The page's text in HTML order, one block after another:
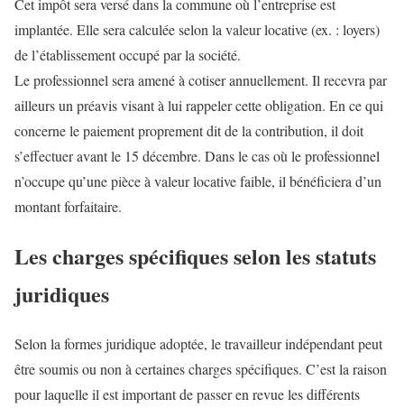
Cet impôt sera versé dans la commune où l’entreprise est
implantée. Elle sera calculée selon la valeur locative (ex. : loyers)
de l’établissement occupé par la société.
Le professionnel sera amené à cotiser annuellement. Il recevra par
ailleurs un préavis visant à lui rappeler cette obligation. En ce qui
concerne le paiement proprement dit de la contribution, il doit
s’effectuer avant le 15 décembre. Dans le cas où le professionnel
n’occupe qu’une pièce à valeur locative faible, il bénéficiera d’un
montant forfaitaire.
Les charges spécifiques selon les statuts
juridiques
Selon la formes juridique adoptée, le travailleur indépendant peut
être soumis ou non à certaines charges spécifiques. C’est la raison
pour laquelle il est important de passer en revue les différents